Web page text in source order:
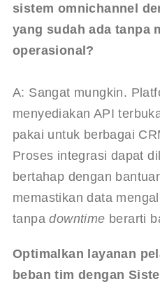
sistem omnichannel
yang sudah ada tanpa
operasional?
A: Sangat mungkin.
menyediakan API
pakai untuk berbagai
Proses integrasi dapat
bertahap dengan
memastikan data
tanpa downtime berarti
Optimalkan layanan
beban tim dengan